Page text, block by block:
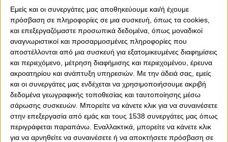
Εμείς και οι συνεργάτες μας αποθηκεύουμε και/ή έχουμε
πρόσβαση σε πληροφορίες σε μια συσκευή, όπως τα cookies,
και επεξεργαζόμαστε προσωπικά δεδομένα, όπως μοναδικοί
αναγνωριστικοί και προσαρμοσμένες πληροφορίες που
αποστέλλονται από μια συσκευή για εξατομικευμένες διαφημίσεις
και περιεχόμενο, μέτρηση διαφήμισης και περιεχομένου, έρευνα
ακροατηρίου και ανάπτυξη υπηρεσιών. Με την άδειά σας, εμείς
και οι συνεργάτες μας ενδέχεται να χρησιμοποιήσουμε ακριβή
δεδομένα γεωγραφικής τοποθεσίας και ταυτοποίησης μέσω
σάρωσης συσκευών. Μπορείτε να κάνετε κλικ για να συναινέσετε
στην επεξεργασία από εμάς και τους 1538 συνεργάτες μας όπως
περιγράφεται παραπάνω. Εναλλακτικά, μπορείτε να κάνετε κλικ
για να αρνηθείτε να συναινέσετε ή να αποκτήσετε πρόσβαση σε
Πέμπτη, 6 Αυγούστου 2026 - 18:01
Στη λίστα και ο Γουότφορντ
Ο 25χρονος φόργουορντ με 270 παιχνίδια στο NBA έχει
προταθεί στον Ολυμπιακό και διαθέτει αρκετά από τα στοιχεία
που αναζητά ο κόουτς Μπαρτζώκας....